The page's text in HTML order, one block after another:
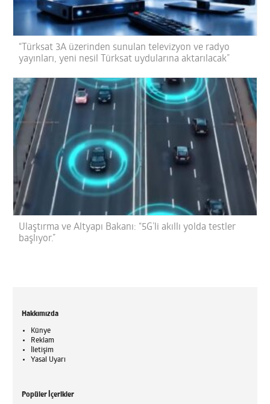
“Türksat 3A üzerinden sunulan televizyon ve radyo
yayınları, yeni nesil Türksat uydularına aktarılacak”
Ulaştırma ve Altyapı Bakanı: “5G’li akıllı yolda testler
başlıyor.”
Hakkımızda
Künye
Reklam
İletişim
Yasal Uyarı
Popüler İçerikler